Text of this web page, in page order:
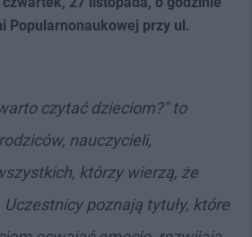
Popularnonaukowej przy ul.
czytać dzieciom?" to
nauczycieli,
którzy wierzą, że
Uczestnicy poznają tytuły, które